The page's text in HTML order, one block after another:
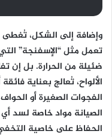
وإضافة إلى الشكل، تُغطى
تعمل مثل “الإسفنجة”
ضئيلة من الحرارة. بل إن
الألواح، تُعالج بعناية
الفجوات الصغيرة أو
الصيانة مواد خاصة لسد
الحفاظ على خاصية